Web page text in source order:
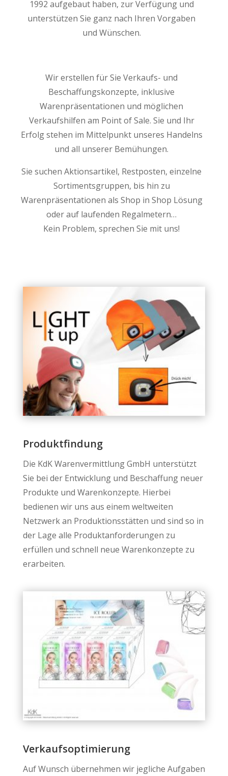
1992 aufgebaut haben, zur Verfügung und
unterstützen Sie ganz nach Ihren Vorgaben
und Wünschen.
Wir erstellen für Sie Verkaufs- und
Beschaffungskonzepte, inklusive
Warenpräsentationen und möglichen
Verkaufshilfen am Point of Sale. Sie und Ihr
Erfolg stehen im Mittelpunkt unseres Handelns
und all unserer Bemühungen.
Sie suchen Aktionsartikel, Restposten, einzelne
Sortimentsgruppen, bis hin zu
Warenpräsentationen als Shop in Shop Lösung
oder auf laufenden Regalmetern…
Kein Problem, sprechen Sie mit uns!
Produktfindung
Die KdK Warenvermittlung GmbH unterstützt
Sie bei der Entwicklung und Beschaffung neuer
Produkte und Warenkonzepte. Hierbei
bedienen wir uns aus einem weltweiten
Netzwerk an Produktionsstätten und sind so in
der Lage alle Produktanforderungen zu
erfüllen und schnell neue Warenkonzepte zu
erarbeiten.
Verkaufsoptimierung
Auf Wunsch übernehmen wir jegliche Aufgaben